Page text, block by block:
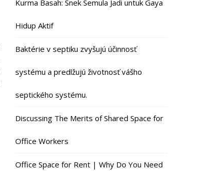
Kurma Basah: Snek Semula Jadi untuk Gaya
Hidup Aktif
Baktérie v septiku zvyšujú účinnosť
systému a predlžujú životnosť vášho
septického systému.
Discussing The Merits of Shared Space for
Office Workers
Office Space for Rent | Why Do You Need